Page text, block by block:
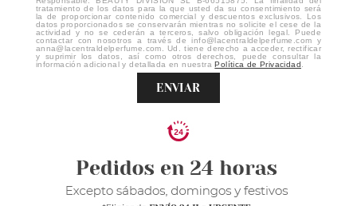
tratamiento de los datos para la que usted da su consentimiento será
la de proporcionar contenido comercial y descuentos exclusivos. Los
datos proporcionados se conservarán mientras no solicite el cese de la
actividad y no se cederán a terceros, salvo obligación legal. Puede
contactar con nosotros a través de info@lacentraldelperfume.com y
anna@lacentraldelperfume.com. Ud. tiene derecho a acceder, rectificar
y suprimir los datos, así como otros derechos, puede consultar la
información adicional y detallada en nuestraPolítica de Privacidad
ENVIAR